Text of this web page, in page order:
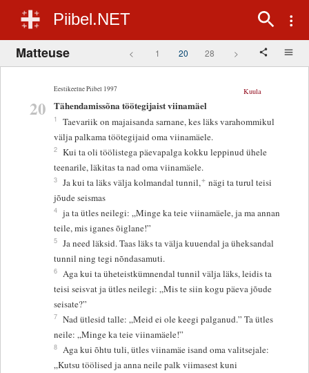
Piibel.NET
Matteuse < 1 20 28 >
Eestikeelne Piibel 1997
20
Kuula
Tähendamissõna töötegijaist viinamäel
1
Taevariik on majaisanda sarnane, kes läks varahommikul
välja palkama töötegijaid oma viinamäele.
2 Kui ta oli töölistega päevapalga kokku leppinud ühele
teenarile, läkitas ta nad oma viinamäele.
3 Ja kui ta läks välja kolmandal tunnil,+ nägi ta turul teisi
jõude seismas
4 ja ta ütles neilegi: „Minge ka teie viinamäele, ja ma annan
teile, mis iganes õiglane!”
5 Ja need läksid. Taas läks ta välja kuuendal ja üheksandal
tunnil ning tegi nõndasamuti.
6 Aga kui ta üheteistkümnendal tunnil välja läks, leidis ta
teisi seisvat ja ütles neilegi: „Mis te siin kogu päeva jõude
seisate?”
7 Nad ütlesid talle: „Meid ei ole keegi palganud.” Ta ütles
neile: „Minge ka teie viinamäele!”
8 Aga kui õhtu tuli, ütles viinamäe isand oma valitsejale:
„Kutsu töölised ja anna neile palk viimasest kuni